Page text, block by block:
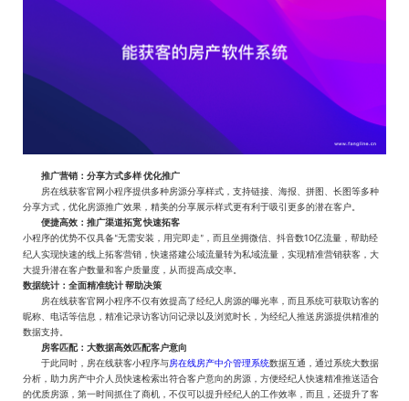
推广营销： 分享方式多样优化推广
房在线获客官网小程序提供多种房源分享样式，支持链接、海报、拼图、长图等多种
分享方式，优化房源推广效果，精美的分享展示样式更有利于吸引更多的潜在客户。
便捷高效： 推广渠道拓宽快速拓客
小程序的优势不仅具备“无需安装，用完即走” ，而且坐拥微信、 抖音数10亿流量，帮助经
纪人实现快速的线上拓客营销，快速搭建公域流量转为私域流量，实现精准营销获客，大
大提升潜在客户数量和客户质量度，从而提高成交率。
数据统计： 全面精准统计帮助决策
房在线获客官网小程序不仅有效提高了经纪人房源的曝光率，而且系统可获取访客的
昵称、电话等信息，精准记录访客访问记录以及浏览时长，为经纪人推送房源提供精准的
数据支持。
房客匹配： 大数据高效匹配客户意向
于此同时，房在线获客小程序与房在线房产中介管理系统数据互通， 通过系统大数据
分析， 助力房产中介人员快速检索出符合客户意向的房源，方便经纪人快速精准推送适合
的优质房源，第一时间抓住了商机，不仅可以提升经纪人的工作效率，而且，还提升了客